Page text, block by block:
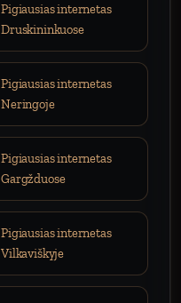
Pigiausias internetas
Druskininkuose
Pigiausias internetas
Neringoje
Pigiausias internetas
Gargžduose
Pigiausias internetas
Vilkaviškyje